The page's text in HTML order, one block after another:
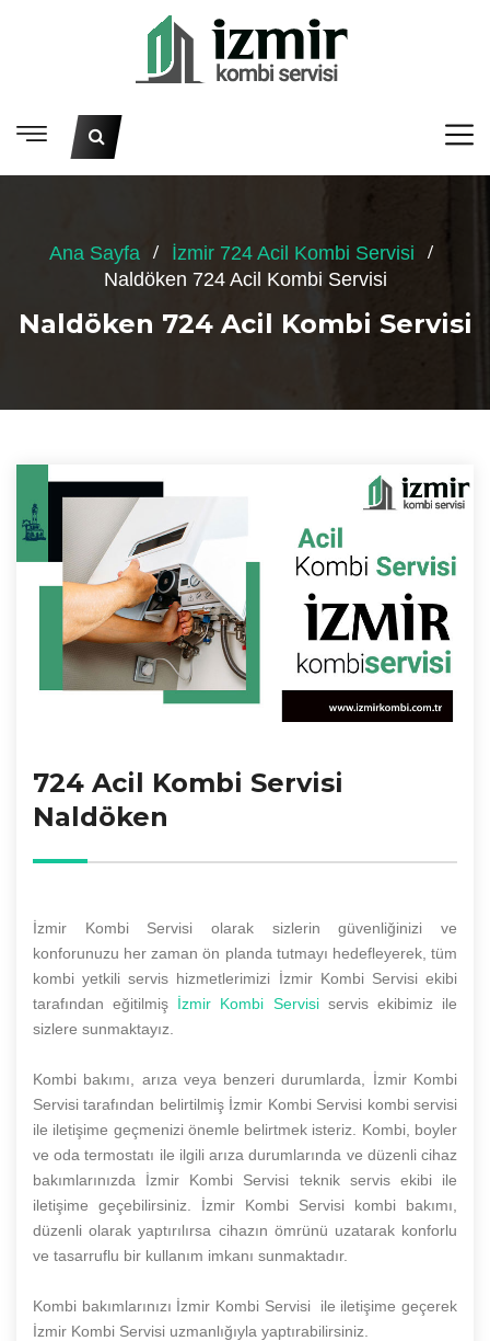
Ana Sayfa
İzmir 724 Acil Kombi Servisi
Naldöken 724 Acil Kombi Servisi
Naldöken 724 Acil Kombi Servisi
724 Acil Kombi Servisi
Naldöken
İzmir Kombi Servisi olarak sizlerin güvenliğinizi ve
konforunuzu her zaman ön planda tutmayı hedefleyerek, tüm
kombi yetkili servis hizmetlerimizi İzmir Kombi Servisi ekibi
tarafından eğitilmiş İzmir Kombi Servisiservis ekibimiz ile
sizlere sunmaktayız.
Kombi bakımı, arıza veya benzeri durumlarda, İzmir Kombi
Servisi tarafından belirtilmiş İzmir Kombi Servisi kombi servisi
ile iletişime geçmenizi önemle belirtmek isteriz. Kombi, boyler
ve oda termostatı ile ilgili arıza durumlarında ve düzenli cihaz
bakımlarınızda İzmir Kombi Servisi teknik servis ekibi ile
iletişime geçebilirsiniz. İzmir Kombi Servisi kombi bakımı,
düzenli olarak yaptırılırsa cihazın ömrünü uzatarak konforlu
ve tasarruflu bir kullanım imkanı sunmaktadır.
Kombi bakımlarınızı İzmir Kombi Servisi ile iletişime geçerek
İzmir Kombi Servisi uzmanlığıyla yaptırabilirsiniz.